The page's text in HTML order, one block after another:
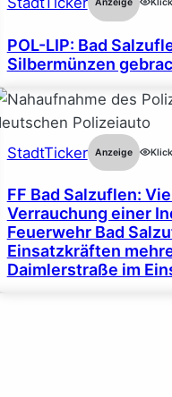
POL-LIP: Bad
Silbermünzen
StadtTicker Anzeige
FF Bad Salzuflen:
Verrauchung einer
Feuerwehr Bad
Einsatzkräften
Daimlerstraße im